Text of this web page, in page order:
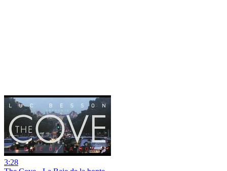
3:28